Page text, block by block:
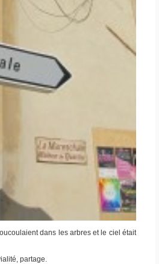
dans les arbres et le ciel était
partage.